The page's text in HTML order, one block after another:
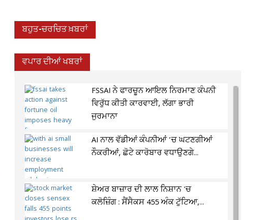
ਬਹੁਤ-ਚਰਚਿਤ ਖ਼ਬਰਾਂ
ਵਪਾਰ ਦੀਆਂ ਖਬਰਾਂ
FSSAI ਨੇ ਫਾਰਚੂਨ ਆਇਲ ਨਿਰਮਾਣ ਕੰਪਨੀ
ਵਿਰੁੱਧ ਕੀਤੀ ਕਾਰਵਾਈ, ਲੱਗਾ ਭਾਰੀ
ਜੁਰਮਾਨਾ
AI ਨਾਲ ਵੱਡੀਆਂ ਕੰਪਨੀਆਂ ’ਚ ਘਟਣਗੀਆਂ
ਨੌਕਰੀਆਂ, ਛੋਟੇ ਕਾਰੋਬਾਰ ਵਧਾਉਣਗੇ...
ਸ਼ੇਅਰ ਬਾਜ਼ਾਰ ਦੀ ਲਾਲ ਨਿਸ਼ਾਨ 'ਚ
ਕਲੋਜ਼ਿੰਗ : ਸੈਂਸੈਕਸ 455 ਅੰਕ ਟੁੱਟਿਆ,...